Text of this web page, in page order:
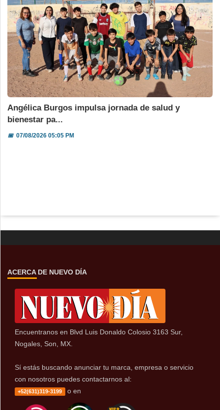
Angélica Burgos impulsa jornada de salud y
bienestar pa...
📅07/08/2026 05:05 PM
ACERCA DE NUEVO DÍA
Encuentranos en Blvd Luis Donaldo Colosio 3163 Sur,
Nogales, Son, MX.
Sí estás buscando anunciar tu marca, empresa o servicio
con nosotros puedes contactarnos al:
+52(631)319-3199 o en